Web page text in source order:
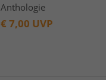
Anthologie
€ 7,00 UVP